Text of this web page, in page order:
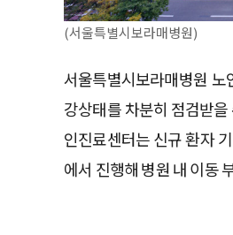
(서울특별시보라매병원)
서울특별시보라매병원
강상태를 차분히 점검받
인진료센터는 신규 환자
에서 진행해 병원 내 이동